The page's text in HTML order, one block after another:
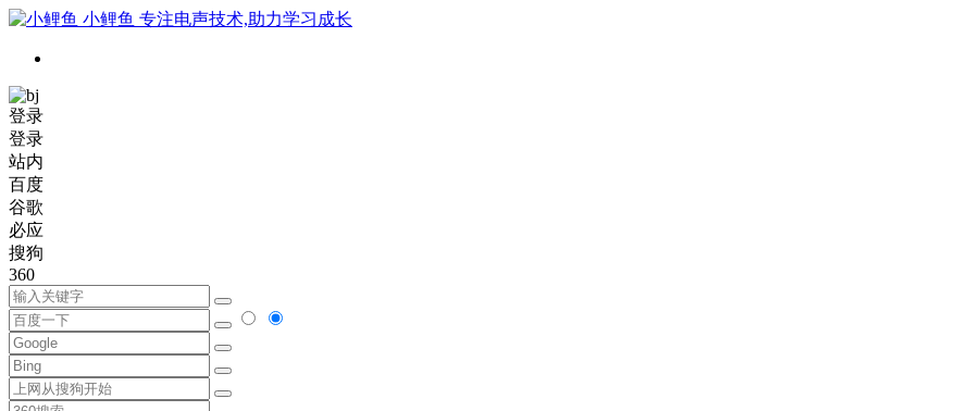
小鲤鱼 专注电声技术,助力学习成长
登录
登录
站内
百度
谷歌
必应
搜狗
360